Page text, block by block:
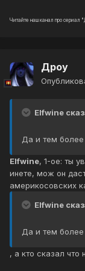
Читайте наш канал про сериал
Дроу
Elfwine
Да и тем более
Elfwine, 1-ое: ты
инете, мож он
америкосовских
Elfwine
Да и тем более
, а кто сказал что